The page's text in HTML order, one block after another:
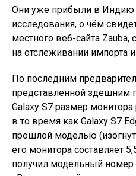
Они уже прибыли в Индию
исследования, о чём
местного веб-сайта
на отслеживании импорта
По последним
представленной здешним
Galaxy S7 размер
в то время как Galaxy S7
прошлой моделью
его монитора составляет
получил модельный номер